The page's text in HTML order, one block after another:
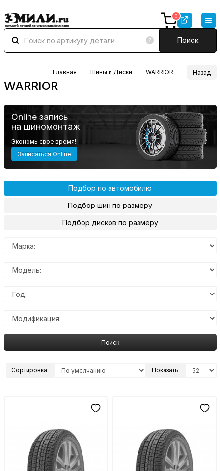
Поиск
0
WARRIOR
Главная Шины и Диски WARRIOR Назад
Online запись
на шиномонтаж
Экономь свое время!
Записаться Online
Подбор по автомобилю
Подбор шин по размеру
Подбор дисков по размеру
Поиск
Сортировка: Показать: